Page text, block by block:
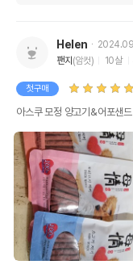
Helen
팬지(암컷) 10살
첫구매
아스쿠 모정 양고기&어포샌